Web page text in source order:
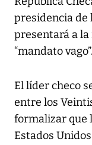
presidencia de
presentará a
“mandato vago”.
El líder checo
entre los
formalizar que
Estados